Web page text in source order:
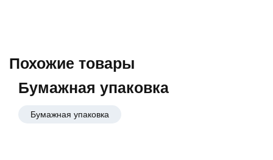
Похожие товары
Бумажная упаковка
Бумажная упаковка